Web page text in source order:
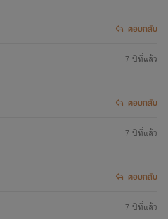
ตอบกลับ
7 ปีที่แล้ว
ตอบกลับ
7 ปีที่แล้ว
ตอบกลับ
7 ปีที่แล้ว